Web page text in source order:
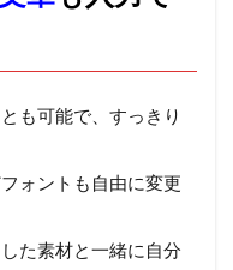
も可能で、すっきり
ォントも自由に変更
た素材と一緒に自分